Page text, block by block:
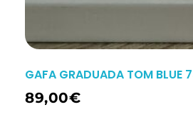
GAFA GRADUADA TOM BLUE
89,00€